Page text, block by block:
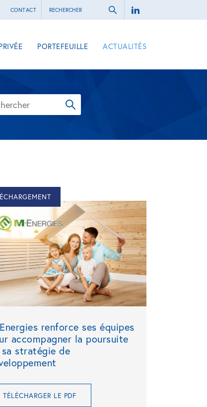
CONTACT
PORTEFEUILLE ACTUALITÉS
renforce ses équipes
accompagner la poursuite
stratégie de
TÉLÉCHARGER LE PDF